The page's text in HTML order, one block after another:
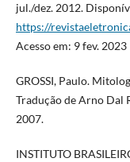
jul./dez. 2012.
https://
Acesso em: 9 fev. 2023
GROSSI, Paulo.
Tradução de Arno Dal
2007.
INSTITUTO